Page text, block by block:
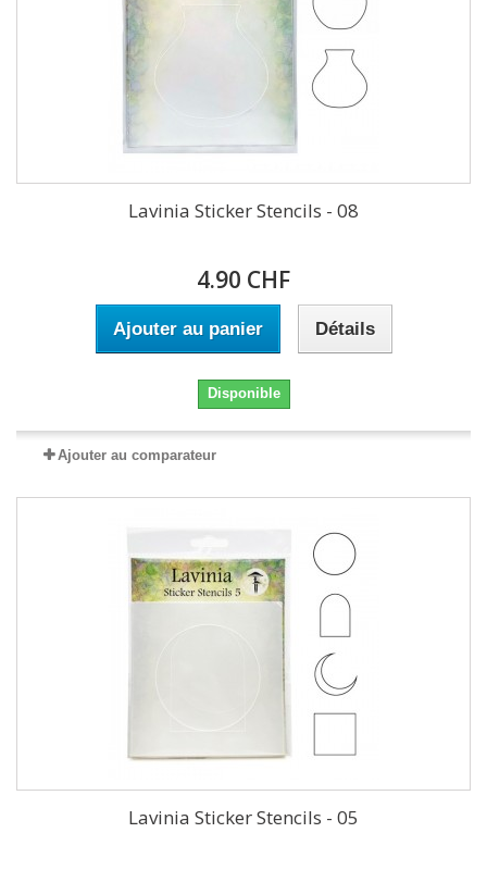
Lavinia Sticker Stencils - 08
4.90 CHF
Ajouter au panier Détails
Disponible
Ajouter au comparateur
Lavinia Sticker Stencils - 05